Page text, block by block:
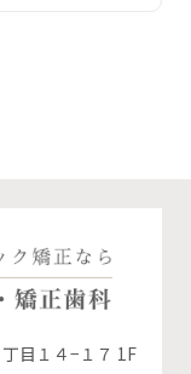
目１４−１７ 1F